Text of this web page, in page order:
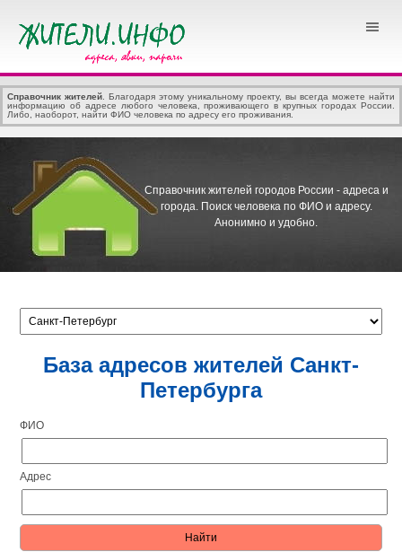
Справочник жителей . Благодаря этому уникальному проекту, вы всегда можете найти
информацию об адресе любого человека, проживающего в крупных городах России.
Либо, наоборот, найти ФИО человека по адресу его проживания.
Справочник жителей городов России - адреса и
города. Поиск человека по ФИО и адресу.
Анонимно и удобно.
База адресов жителей Санкт-
Петербурга
ФИО
Адрес